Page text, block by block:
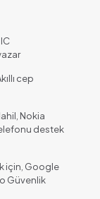
cep
Nokia
destek
için, Google
Güvenlik